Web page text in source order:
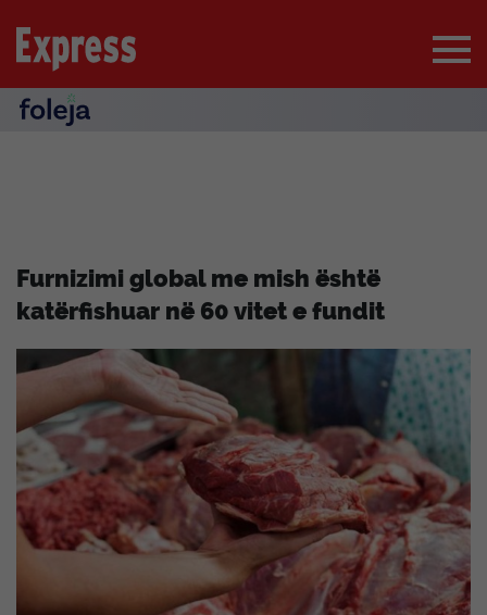
Furnizimi global me mish është
katërfishuar në 60 vitet e fundit